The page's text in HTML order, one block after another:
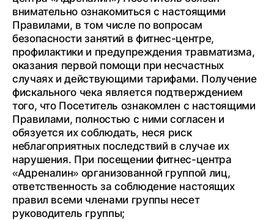
внимательно ознакомиться с настоящими
Правилами, в том числе по вопросам
безопасности занятий в фитнес-центре,
профилактики и предупреждения травматизма,
оказания первой помощи при несчастных
случаях и действующими тарифами. Получение
фискального чека является подтверждением
того, что Посетитель ознакомлен с настоящими
Правилами, полностью с ними согласен и
обязуется их соблюдать, неся риск
неблагоприятных последствий в случае их
нарушения. При посещении фитнес-центра
«Адреналин» организованной группой лиц,
ответственность за соблюдение настоящих
правил всеми членами группы несет
руководитель группы;